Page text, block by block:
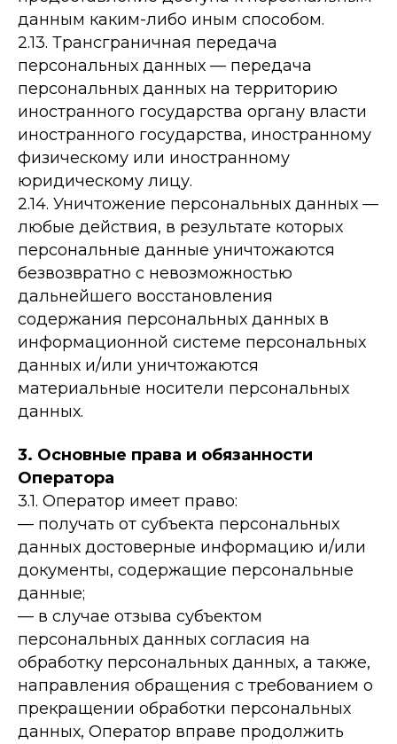
данным каким-либо иным способом.
2.13. Трансграничная передача
персональных данных — передача
персональных данных на территорию
иностранного государства органу власти
иностранного государства, иностранному
физическому или иностранному
юридическому лицу.
2.14. Уничтожение персональных данных —
любые действия, в результате которых
персональные данные уничтожаются
безвозвратно с невозможностью
дальнейшего восстановления
содержания персональных данных в
информационной системе персональных
данных и/или уничтожаются
материальные носители персональных
данных.
3. Основные права и обязанности
Оператора
3.1. Оператор имеет право:
— получать от субъекта персональных
данных достоверные информацию и/или
документы, содержащие персональные
данные;
— в случае отзыва субъектом
персональных данных согласия на
обработку персональных данных, а также,
направления обращения с требованием о
прекращении обработки персональных
данных, Оператор вправе продолжить